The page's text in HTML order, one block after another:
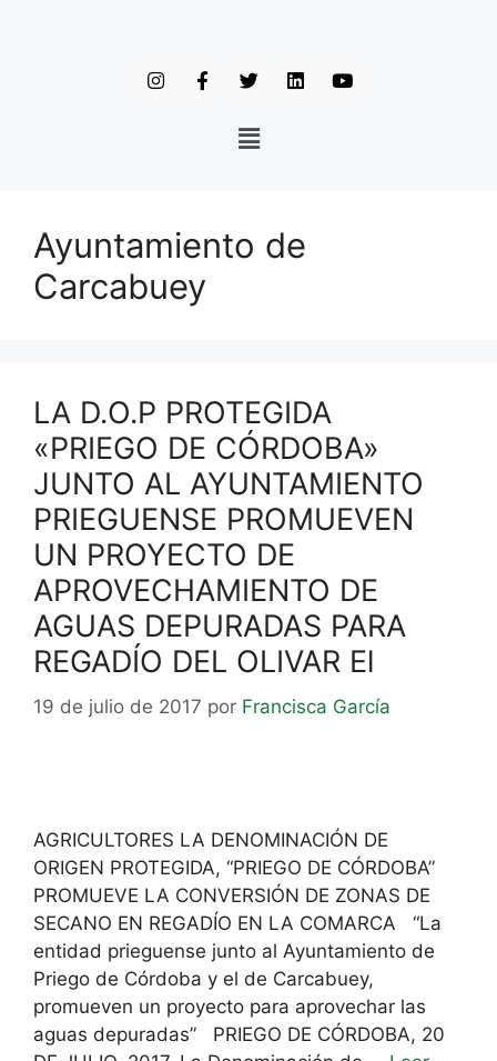
Ayuntamiento de
Carcabuey
LA D.O.P PROTEGIDA
«PRIEGO DE CÓRDOBA»
JUNTO AL AYUNTAMIENTO
PRIEGUENSE PROMUEVEN
UN PROYECTO DE
APROVECHAMIENTO DE
AGUAS DEPURADAS PARA
REGADÍO DEL OLIVAR El
19 de julio de 2017 por Francisca García
AGRICULTORES LA DENOMINACIÓN DE
ORIGEN PROTEGIDA, “PRIEGO DE CÓRDOBA”
PROMUEVE LA CONVERSIÓN DE ZONAS DE
SECANO EN REGADÍO EN LA COMARCA “La
entidad prieguense junto al Ayuntamiento de
Priego de Córdoba y el de Carcabuey,
promueven un proyecto para aprovechar las
aguas depuradas” PRIEGO DE CÓRDOBA, 20